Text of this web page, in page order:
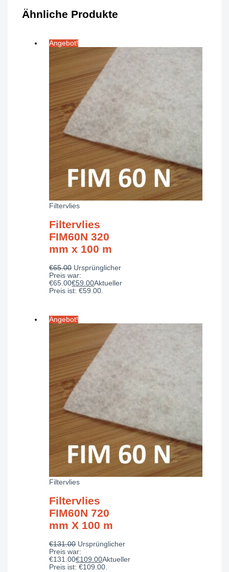
Ähnliche Produkte
Angebot!
Filtervlies
Filtervlies
FIM60N 320
mm x 100 m
€65.00 Ursprünglicher
Preis war:
€65.00€59.00Aktueller
Preis ist: €59.00.
Angebot!
Filtervlies
Filtervlies
FIM60N 720
mm X 100 m
€131.00 Ursprünglicher
Preis war:
€131.00€109.00Aktueller
Preis ist: €109.00.